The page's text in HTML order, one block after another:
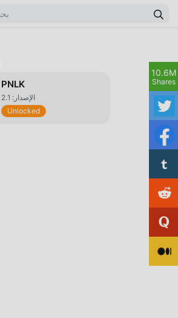
PNLK
الإصدار: 2.1
Unlocked
10.6M
Shares